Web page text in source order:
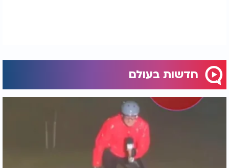
חדשות בעולם